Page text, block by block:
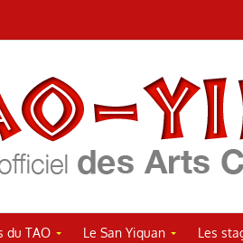
du TAO Le San Yiquan Les